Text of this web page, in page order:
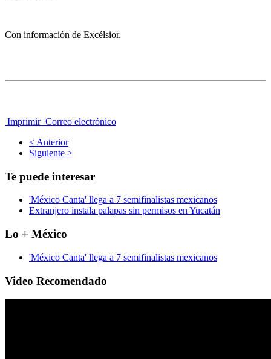
Con información de Excélsior.
Imprimir Correo electrónico
< Anterior
Siguiente >
Te puede interesar
'México Canta' llega a 7 semifinalistas mexicanos
Extranjero instala palapas sin permisos en Yucatán
Lo + México
'México Canta' llega a 7 semifinalistas mexicanos
Video Recomendado